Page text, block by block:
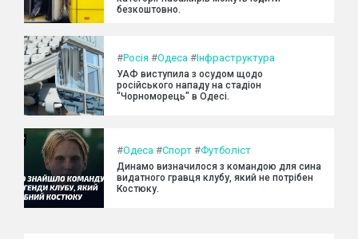
безкоштовно.
#Росія #Одеса #Інфраструктура
УАФ виступила з осудом щодо
російського нападу на стадіон
"Чорноморець" в Одесі.
#Одеса #Спорт #Футболіст
Динамо визначилося з командою для сина
видатного гравця клубу, який не потрібен
Костюку.